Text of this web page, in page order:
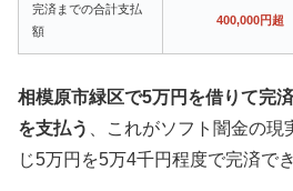
完済までの合計支払
額
400,000円超
相模原市緑区で5万円を借りて完
を支払う
、これがソフト闇金の
じ5万円を5万4千円程度で完済でき